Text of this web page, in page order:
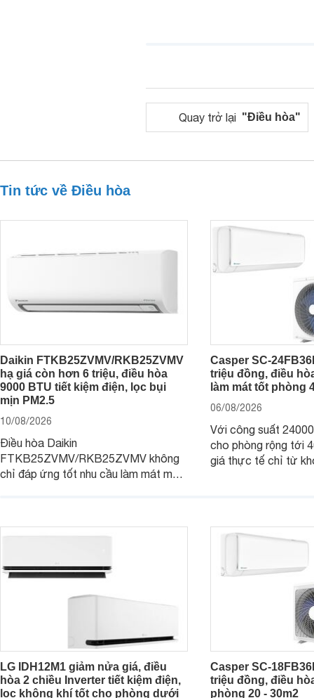
Quay trở lại "Điều hòa"
Tin tức về Điều hòa
Daikin FTKB25ZVMV/RKB25ZVMV
hạ giá còn hơn 6 triệu, điều hòa
9000 BTU tiết kiệm điện, lọc bụi
mịn PM2.5
10/08/2026
Điều hòa Daikin
FTKB25ZVMV/RKB25ZVMV không
chỉ đáp ứng tốt nhu cầu làm mát mà
được bán với mức giá khá hấp dẫn
máy.
Casper SC-
triệu đồng, điều
làm mát tốt phòng
06/08/2026
Với công suất
cho phòng rộng tới
giá thực tế chỉ từ
LG IDH12M1 giảm nửa giá, điều
hòa 2 chiều Inverter tiết kiệm điện,
lọc không khí tốt cho phòng dưới
Casper SC-
triệu đồng, điều
phòng 20 - 30m2